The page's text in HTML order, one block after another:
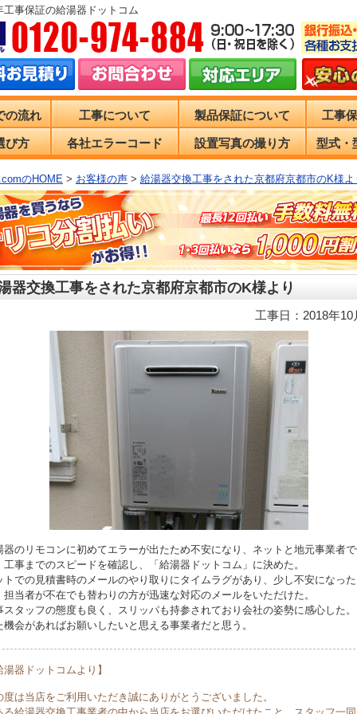
事保証の給湯器ドットコム
の流れ 工事について 製品保証について 工事
び方 各社エラーコード 設置写真の撮り方 型式・
のHOME > お客様の声 > 給湯器交換工事をされた京都府京都市のK様よ
器交換工事をされた京都府京都市のK様より
工事日：2018年10
器のリモコンに初めてエラーが出たため不安になり、ネットと地元事業者
工事までのスピードを確認し、「給湯器ドットコム」に決めた。
トでの見積書時のメールのやり取りにタイムラグがあり、少し不安になった
担当者が不在でも替わりの方が迅速な対応のメールをいただけた。
スタッフの態度も良く、スリッパも持参されており会社の姿勢に感心した。
機会があればお願いしたいと思える事業者だと思う。
湯器ドットコムより】
度は当店をご利用いただき誠にありがとうございました。